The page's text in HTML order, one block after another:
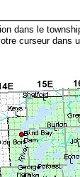
dans le
curseur dans